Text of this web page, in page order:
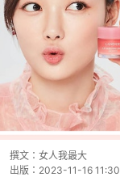
撰文： 女人我最大
出版： 2023-11-16 11:30